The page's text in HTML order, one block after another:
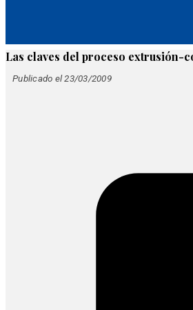
Las claves del proceso extrusión-
Publicado el 23/03/2009